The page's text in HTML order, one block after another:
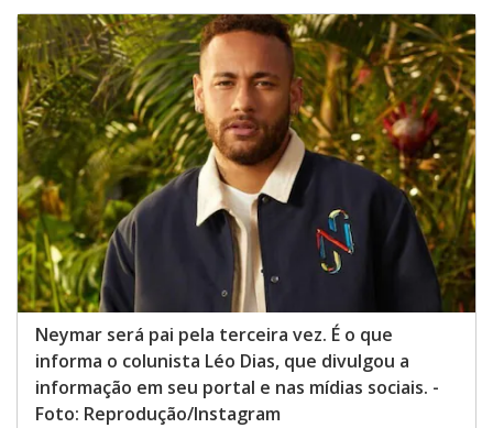
Neymar será pai pela terceira vez. É o que
informa o colunista Léo Dias, que divulgou a
informação em seu portal e nas mídias sociais. -
Foto: Reprodução/Instagram